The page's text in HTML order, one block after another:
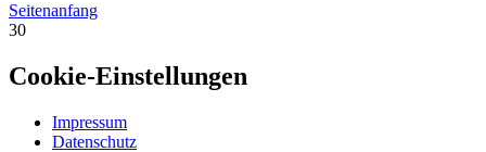
Seitenanfang
30
Cookie-Einstellungen
Impressum
Datenschutz